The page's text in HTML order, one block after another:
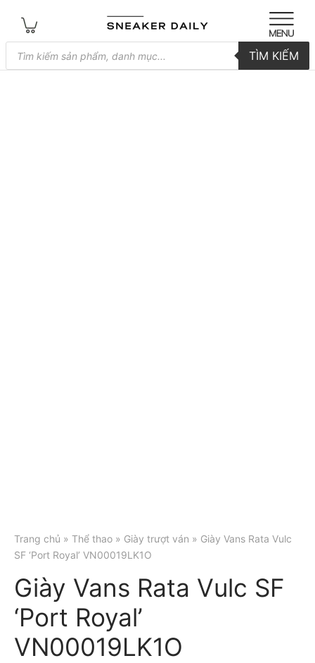
Tìm
kiếm
sản
TÌM KIẾM
Trang chủ » Thể thao » Giày trượt ván » Giày Vans Rata Vulc
SF ‘Port Royal’ VN00019LK1O
Giày Vans Rata Vulc SF
‘Port Royal’
VN00019LK1O